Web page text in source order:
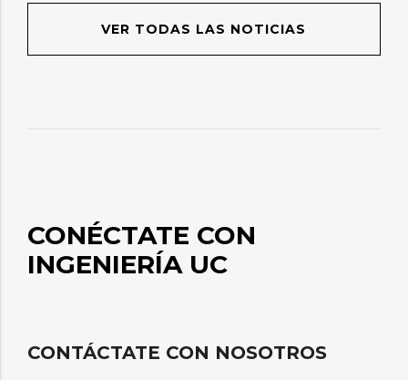
VER TODAS LAS NOTICIAS
CONÉCTATE CON
INGENIERÍA UC
CONTÁCTATE CON NOSOTROS